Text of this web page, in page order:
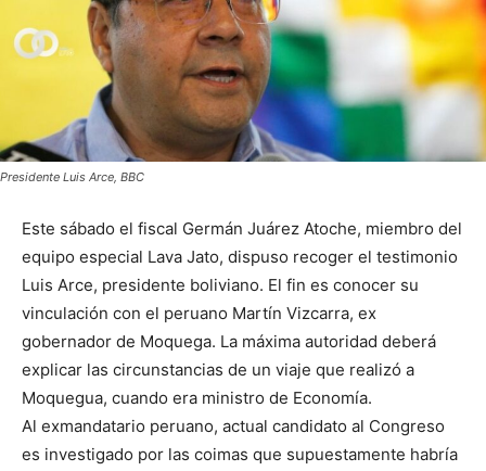
Presidente Luis Arce, BBC
Este sábado el fiscal Germán Juárez Atoche, miembro del
equipo especial Lava Jato, dispuso recoger el testimonio
Luis Arce, presidente boliviano. El fin es conocer su
vinculación con el peruano Martín Vizcarra, ex
gobernador de Moquega. La máxima autoridad deberá
explicar las circunstancias de un viaje que realizó a
Moquegua, cuando era ministro de Economía.
Al exmandatario peruano, actual candidato al Congreso
es investigado por las coimas que supuestamente habría